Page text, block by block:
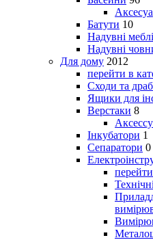
Батути 10
Надувні меблі
Надувні
Для дому 2012
перейти в
Сходи та
Ящики для
Верстаки 8
Інкубатори 1
Сепаратори 0